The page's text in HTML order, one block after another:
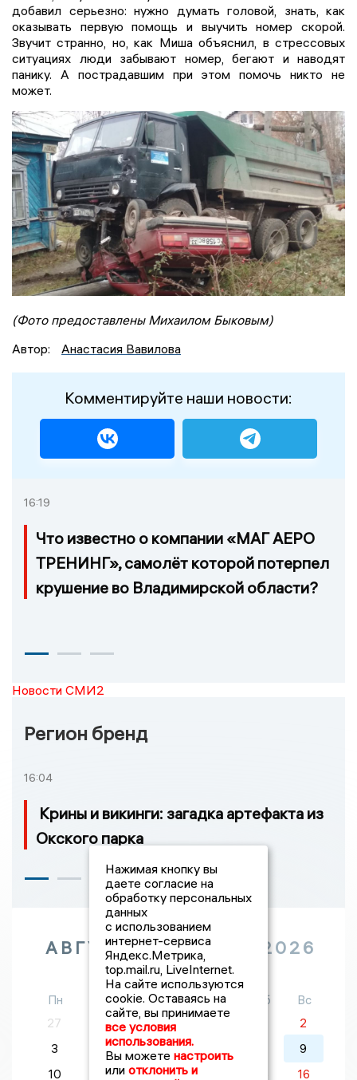
добавил серьезно: нужно думать головой, знать, как
оказывать первую помощь и выучить номер скорой.
Звучит странно, но, как Миша объяснил, в стрессовых
ситуациях люди забывают номер, бегают и наводят
панику. А пострадавшим при этом помочь никто не
может.
(Фото предоставлены Михаилом Быковым)
Автор:
Анастасия Вавилова
Комментируйте наши новости:
16:19
Что известно о компании «МАГ АЕРО
ТРЕНИНГ», самолёт которой потерпел
крушение во Владимирской области?
Новости СМИ2
Регион бренд
16:04
Крины и викинги: загадка артефакта из
Окского парка
АВГУСТ 2026
Пн Ср Чт Пт Сб
Вс
27
29 30
2
3
5 6
9
10
12 13
16
Нажимая кнопку вы
даете согласие на
обработку персональных
данных
с использованием
интернет-сервиса
Яндекс.Метрика,
top.mail.ru, LiveInternet.
На сайте используются
cookie. Оставаясь на
сайте, вы принимаете
все условия
использования.
Вы можете настроить
или отклонить и